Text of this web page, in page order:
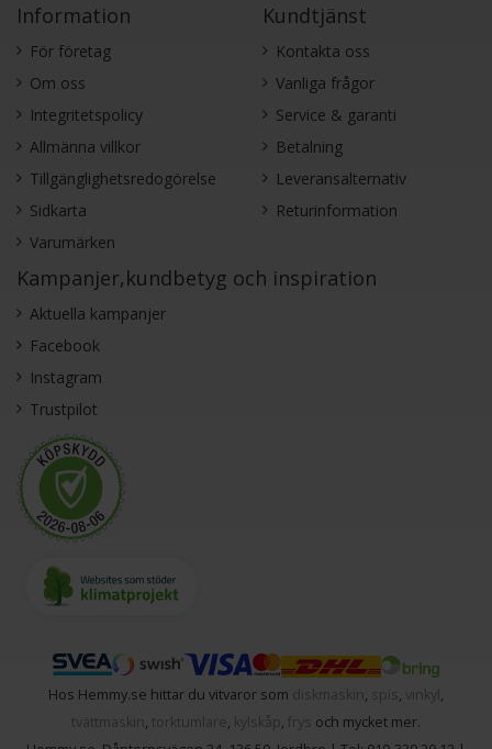
Information
För företag
Om oss
Integritetspolicy
Allmänna villkor
Tillgänglighetsredogörelse
Sidkarta
Varumärken
Kundtjänst
Kontakta oss
Vanliga frågor
Service & garanti
Betalning
Leveransalternativ
Returinformation
Kampanjer,kundbetyg och inspiration
Aktuella kampanjer
Facebook
Instagram
Trustpilot
Hos Hemmy.se hittar du vitvaror som diskmaskin , spis , vinkyl ,
tvättmaskin , torktumlare , kylskåp , frys och mycket mer.